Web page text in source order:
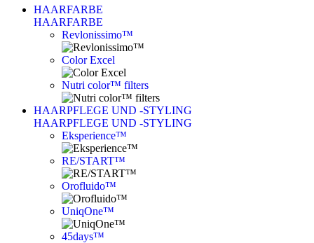
HAARFARBE
HAARFARBE
Revlonissimo™
Color Excel
Nutri color™ filters
HAARPFLEGE UND -STYLING
HAARPFLEGE UND -STYLING
Eksperience™
RE/START™
Orofluido™
UniqOne™
45days™